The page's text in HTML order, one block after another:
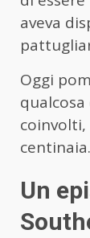
aveva
Oggi
centinaia.
Un